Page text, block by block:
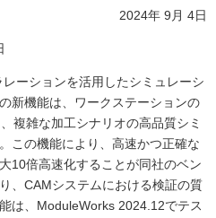
2024年 9月 4日
ーションを活用したシミュレーシ
新機能は、ワークステーションの
複雑な加工シナリオの高品質シミ
この機能により、高速かつ正確な
10倍高速化することが同社のベン
、CAMシステムにおける検証の質
は、ModuleWorks 2024.12でテス